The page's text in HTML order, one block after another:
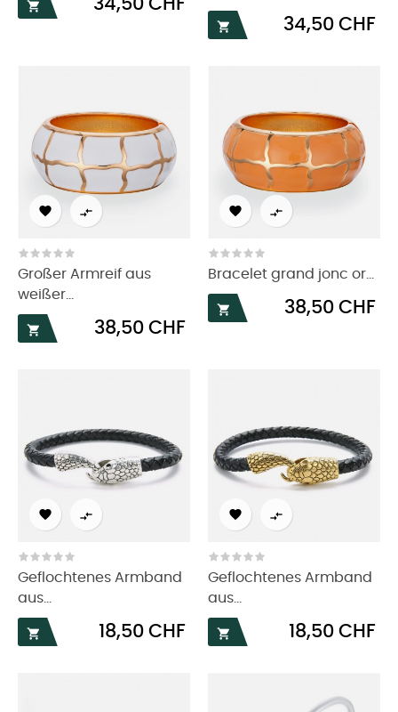
 34,50 CHF

Preis
34,50 CHF
 
Großer Armreif aus
weißer...

Preis
38,50 CHF
 
Bracelet grand jonc or...

Preis
38,50 CHF
 
Geflochtenes Armband
aus...

Preis
18,50 CHF
 
Geflochtenes Armband
aus...

Preis
18,50 CHF